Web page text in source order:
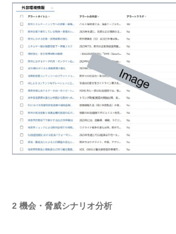
2 機会・脅威シナリオ分析